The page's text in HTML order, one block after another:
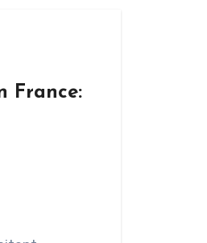
France: